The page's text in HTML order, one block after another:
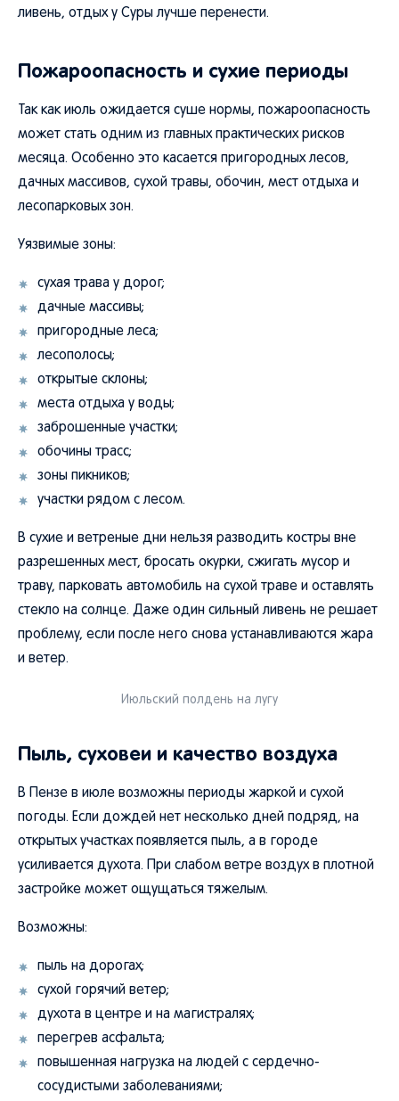
ливень, отдых у Суры лучше перенести.
Пожароопасность и сухие периоды
Так как июль ожидается суше нормы, пожароопасность
может стать одним из главных практических рисков
месяца. Особенно это касается пригородных лесов,
дачных массивов, сухой травы, обочин, мест отдыха и
лесопарковых зон.
Уязвимые зоны:
сухая трава у дорог;
дачные массивы;
пригородные леса;
лесополосы;
открытые склоны;
места отдыха у воды;
заброшенные участки;
обочины трасс;
зоны пикников;
участки рядом с лесом.
В сухие и ветреные дни нельзя разводить костры вне
разрешенных мест, бросать окурки, сжигать мусор и
траву, парковать автомобиль на сухой траве и оставлять
стекло на солнце. Даже один сильный ливень не решает
проблему, если после него снова устанавливаются жара
и ветер.
Июльский полдень на лугу
Пыль, суховеи и качество воздуха
В Пензе в июле возможны периоды жаркой и сухой
погоды. Если дождей нет несколько дней подряд, на
открытых участках появляется пыль, а в городе
усиливается духота. При слабом ветре воздух в плотной
застройке может ощущаться тяжелым.
Возможны:
пыль на дорогах;
сухой горячий ветер;
духота в центре и на магистралях;
перегрев асфальта;
повышенная нагрузка на людей с сердечно-
сосудистыми заболеваниями;